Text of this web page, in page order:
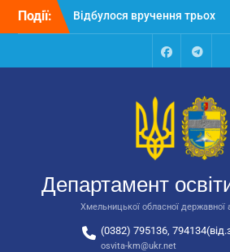
Перейти
Події:
Відбулося засідання
колегії Департаменту
освіти та науки обласної
державної адміністрації
відповідальних за
національно-патріотичне
автобусів для потреб
закладів освіти
Facebook
Департамент
Хмельницької обласної державної
(0382) 795136,
osvita-km@ukr.net